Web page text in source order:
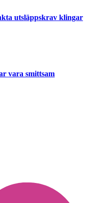
utsläppskrav klingar
vara smittsam